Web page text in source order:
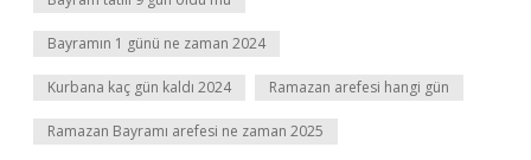
Bayramın 1 günü ne zaman 2024
Kurbana kaç gün kaldı 2024 Ramazan arefesi hangi gün
Ramazan Bayramı arefesi ne zaman 2025